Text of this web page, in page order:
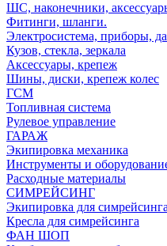
ШС, наконечники,
Фитинги, шланги.
Электросистема, приборы,
Кузов, стекла, зеркала
Аксессуары, крепеж
Шины, диски, крепеж колес
ГСМ
Топливная система
Рулевое управление
ГАРАЖ
Экипировка механика
Инструменты и
Расходные материалы
СИМРЕЙСИНГ
Экипировка для симрейсинга
Кресла для симрейсинга
ФАН ШОП